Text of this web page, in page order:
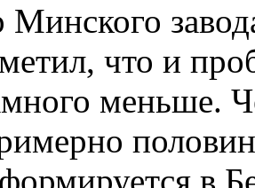
Минского
что и
меньше.
в